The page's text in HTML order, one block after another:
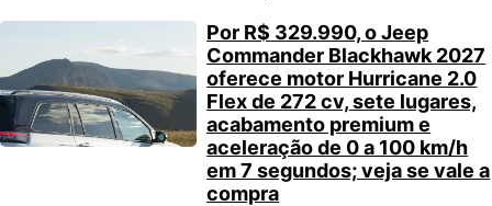
Por R$ 329.990, o Jeep
Commander Blackhawk 2027
oferece motor Hurricane 2.0
Flex de 272 cv, sete lugares,
acabamento premium e
aceleração de 0 a 100 km/h
em 7 segundos; veja se vale a
compra